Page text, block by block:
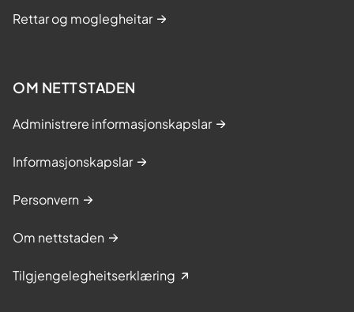
Rettar og moglegheitar
OM NETTSTADEN
Administrere informasjonskapslar
Informasjonskapslar
Personvern
Om nettstaden
Tilgjengelegheitserklæring